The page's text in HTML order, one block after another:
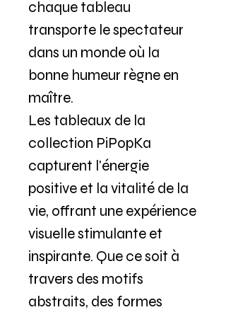
chaque tableau
transporte le spectateur
dans un monde où la
bonne humeur règne en
maître.
Les tableaux de la
collection PiPopKa
capturent l'énergie
positive et la vitalité de la
vie, offrant une expérience
visuelle stimulante et
inspirante. Que ce soit à
travers des motifs
abstraits, des formes